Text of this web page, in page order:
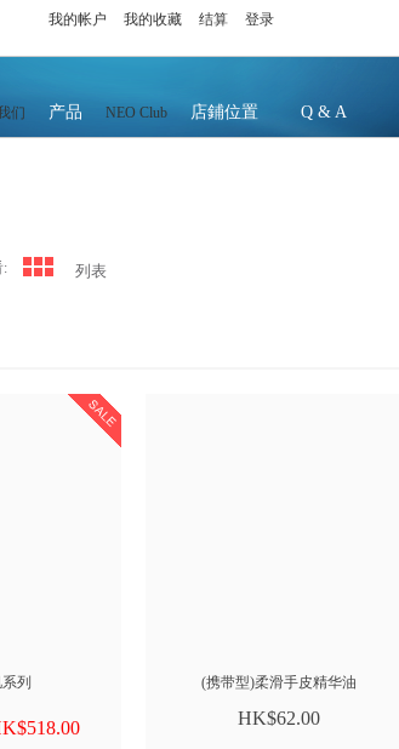
我的帐户 我的收藏 结算 登录
们 产品 NEO Club 店鋪位置 Q & A
: 列表
列 (携带型)柔滑手皮精华油
HK$62.00